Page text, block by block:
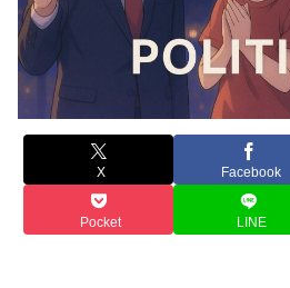
X Facebook
Pocket LINE